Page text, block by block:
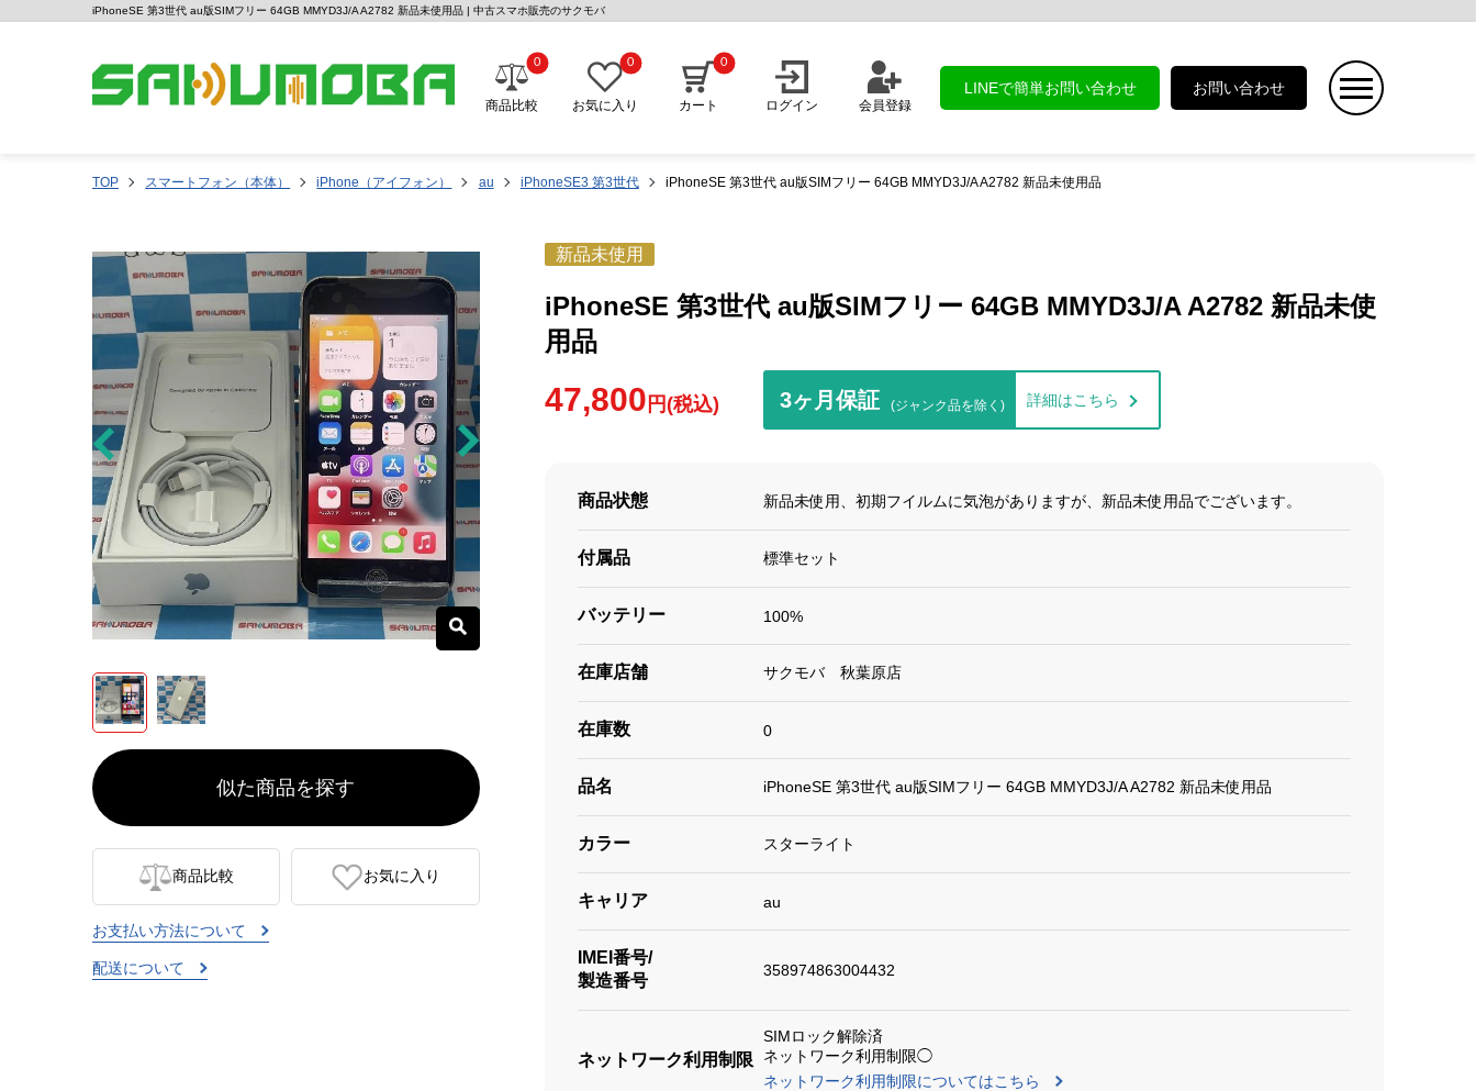
iPhoneSE 第3世代 au版SIMフリー 64GB MMYD3J/A A2782 新品未使用品 | 中古スマホ販売のサクモバ
商品比較
0
お気に入り
0
カート
0
ログイン 会員登録
LINEで簡単お問い合わせ お問い合わせ
TOP スマートフォン（本体） iPhone（アイフォン） au iPhoneSE3 第3世代 iPhoneSE 第3世代 au版SIMフリー 64GB MMYD3J/A A2782 新品未使用品
似た商品を探す
商品比較 お気に入り
お支払い方法について
配送について
新品未使用
iPhoneSE 第3世代 au版SIMフリー 64GB MMYD3J/A A2782 新品未使
用品
47,800 円(税込) 3ヶ月保証 (ジャンク品を除く) 詳細はこちら
商品状態 新品未使用、初期フイルムに気泡がありますが、新品未使用品でございます。
付属品 標準セット
バッテリー 100%
在庫店舗 サクモバ 秋葉原店
在庫数 0
品名 iPhoneSE 第3世代 au版SIMフリー 64GB MMYD3J/A A2782 新品未使用品
カラー スターライト
キャリア au
IMEI番号/
製造番号
358974863004432
ネットワーク利用制限
SIMロック解除済
ネットワーク利用制限◯
ネットワーク利用制限についてはこちら